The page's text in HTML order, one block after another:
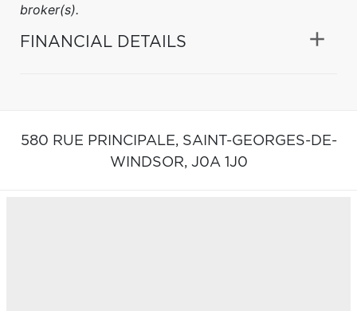
broker(s).
FINANCIAL DETAILS
580 RUE PRINCIPALE, SAINT-GEORGES-DE-
WINDSOR, J0A 1J0